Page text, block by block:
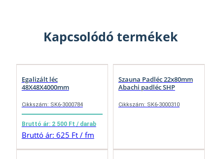
Kapcsolódó termékek
Egalizált léc
48X48X4000mm
Cikkszám: SK6-3000784
Bruttó ár: 2 500 Ft / darab
Bruttó ár: 625 Ft / fm
Szauna Padléc 22x80mm
Abachi padléc SHP
Cikkszám: SK6-3000310